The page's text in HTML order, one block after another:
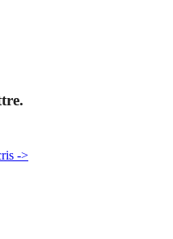
->